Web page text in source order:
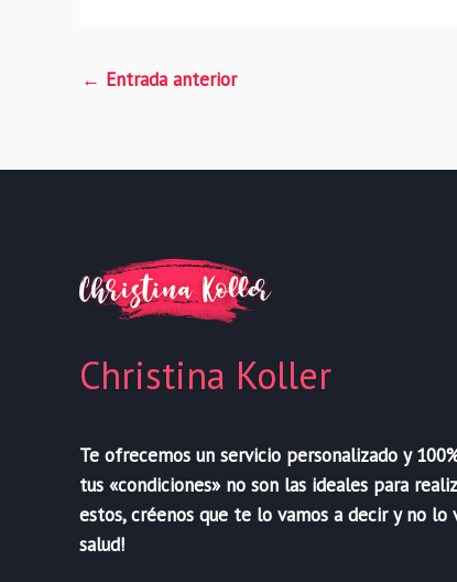
← Entrada anterior
Christina Koller
Te ofrecemos un servicio personalizado y
tus «condiciones» no son las ideales para
estos, créenos que te lo vamos a decir y no lo
salud!